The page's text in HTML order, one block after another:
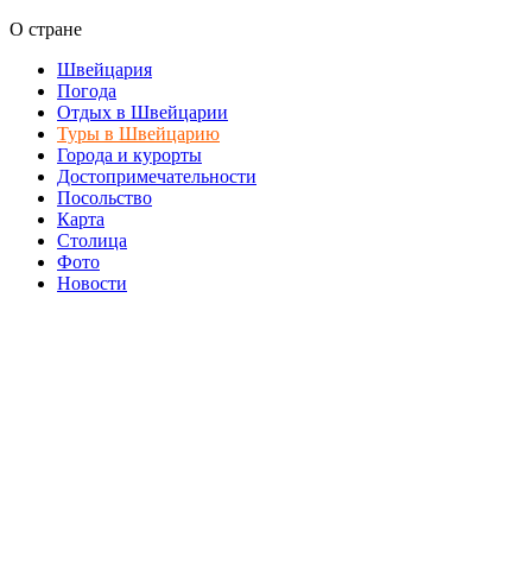
О стране
Швейцария
Погода
Отдых в Швейцарии
Туры в Швейцарию
Города и курорты
Достопримечательности
Посольство
Карта
Столица
Фото
Новости